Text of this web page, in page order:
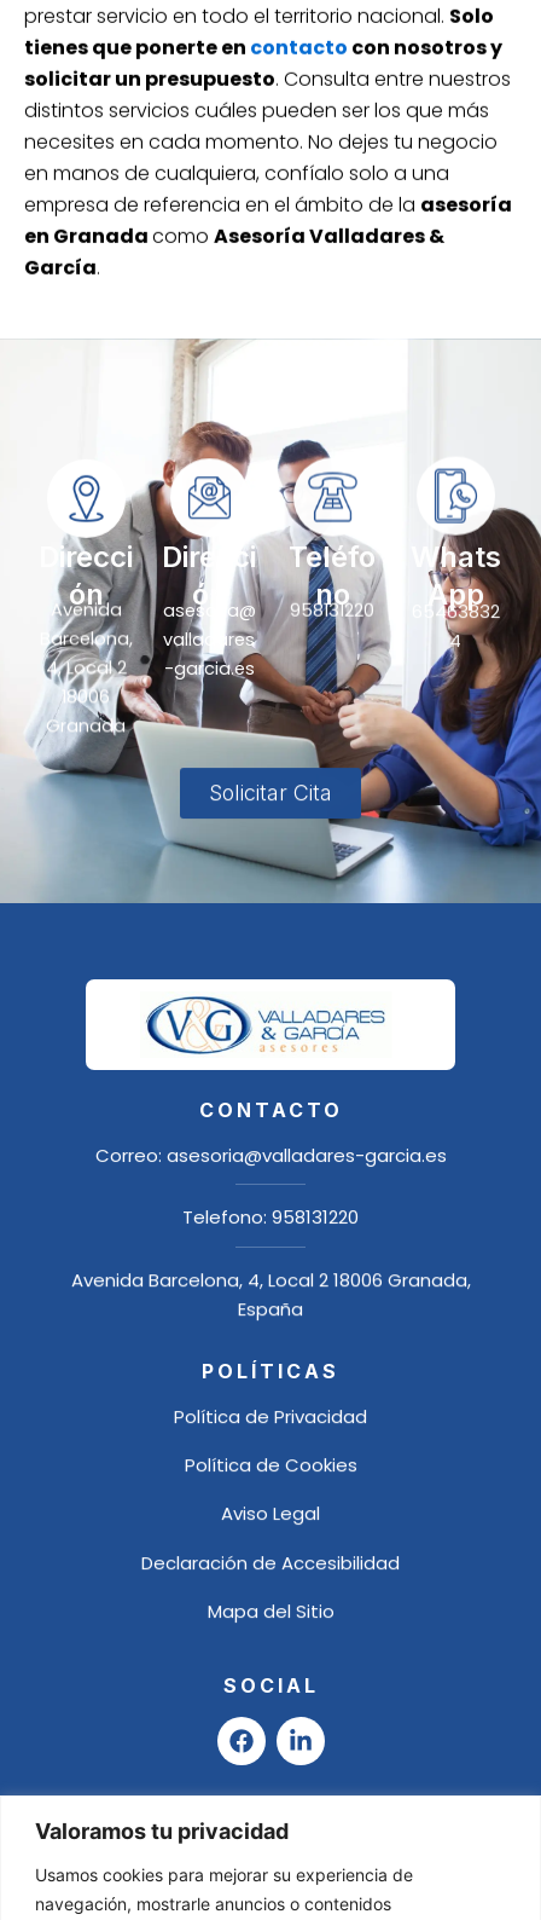
Valoramos tu privacidad
Usamos cookies para mejorar su experiencia de
navegación, mostrarle anuncios o contenidos
prestar servicio en todo el territorio nacional. Solo
tienes que ponerte en contacto con nosotros y
solicitar un presupuesto. Consulta entre nuestros
distintos servicios cuáles pueden ser los que más
necesites en cada momento. No dejes tu negocio
en manos de cualquiera, confíalo solo a una
empresa de referencia en el ámbito de la asesoría
en Granadacomo Asesoría Valladares &
García.
Direcci
ón
Avenida
Barcelona,
4, Local 2
18006
Granada
Direcci
ón
asesoria@
valladares
-garcia.es
Teléfo
no
958131220
Whats
App
65463832
4
Solicitar Cita
CONTACTO
Correo: asesoria@valladares-garcia.es
Telefono: 958131220
Avenida Barcelona, 4, Local 2 18006 Granada,
España
POLÍTICAS
Política de Privacidad
Política de Cookies
Aviso Legal
Declaración de Accesibilidad
Mapa del Sitio
SOCIAL
F
a
e
b
o
o
k
L
i
k
i
n